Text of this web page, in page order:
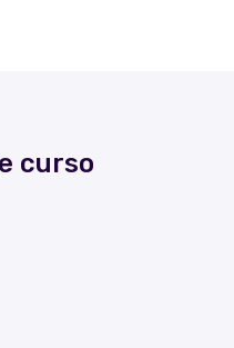
curso